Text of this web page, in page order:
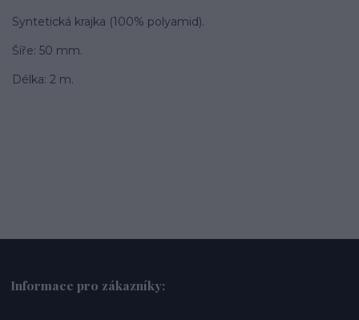
Syntetická krajka (100% polyamid).
Šíře: 50 mm.
Délka: 2 m.
Informace pro zákazníky: